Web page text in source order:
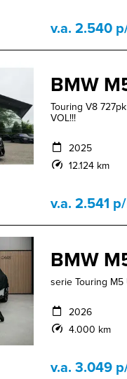
v.a. 2.540
BMW
Touring V8
VOL!!!
2025
12.124 km
v.a. 2.541
BMW
serie Touring
2026
4.000 km
v.a. 3.049